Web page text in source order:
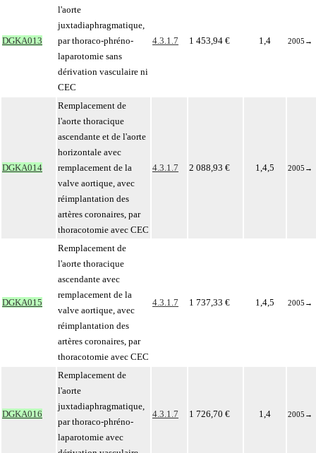
DGKA013
l'aorte
juxtadiaphragmatique,
par thoraco-phréno-
laparotomie sans
dérivation vasculaire ni
CEC
4.3.1.7 1 453,94 € 1,4 2005 →
DGKA014
Remplacement de
l'aorte thoracique
ascendante et de l'aorte
horizontale avec
remplacement de la
valve aortique, avec
réimplantation des
artères coronaires, par
thoracotomie avec CEC
4.3.1.7 2 088,93 € 1,4,5 2005 →
DGKA015
Remplacement de
l'aorte thoracique
ascendante avec
remplacement de la
valve aortique, avec
réimplantation des
artères coronaires, par
thoracotomie avec CEC
4.3.1.7 1 737,33 € 1,4,5 2005 →
DGKA016
Remplacement de
l'aorte
juxtadiaphragmatique,
par thoraco-phréno-
laparotomie avec
4.3.1.7 1 726,70 € 1,4 2005 →